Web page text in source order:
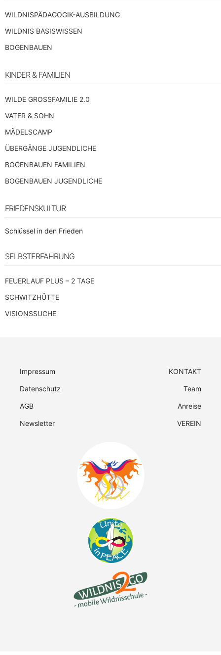
WILDNISPÄDAGOGIK-AUSBILDUNG
WILDNIS BASISWISSEN
BOGENBAUEN
KINDER & FAMILIEN
WILDE GROSSFAMILIE 2.0
VATER & SOHN
MÄDELSCAMP
ÜBERGÄNGE JUGENDLICHE
BOGENBAUEN FAMILIEN
BOGENBAUEN JUGENDLICHE
FRIEDENSKULTUR
Schlüssel in den Frieden
SELBSTERFAHRUNG
FEUERLAUF PLUS – 2 TAGE
SCHWITZHÜTTE
VISIONSSUCHE
Impressum
Datenschutz
AGB
Newsletter
KONTAKT
Team
Anreise
VEREIN